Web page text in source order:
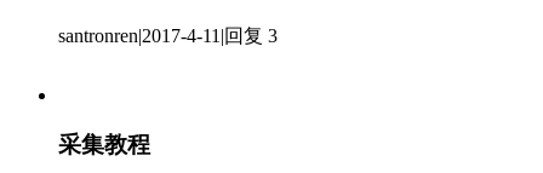
santronren|2017-4-11 |回复 3
采集教程